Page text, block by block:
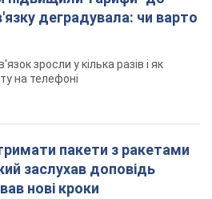
заслухав доповідь
нові кроки
потужні вибухи:
Фото і відео
під атакою дронів